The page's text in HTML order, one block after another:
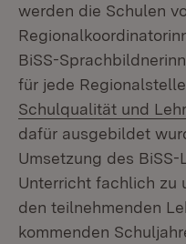
werden die Schulen
BiSS-
für jede
Schulqualität und
dafür ausgebildet
Umsetzung des
Unterricht fachlich zu
den teilnehmenden
kommenden